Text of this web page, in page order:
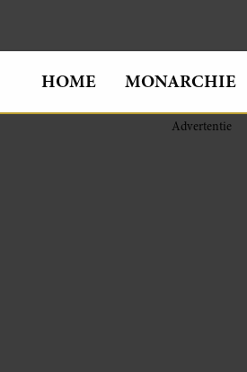
HOME MONARCHIE